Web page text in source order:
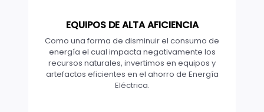
EQUIPOS DE ALTA AFICIENCIA
Como una forma de disminuir el consumo de
energía el cual impacta negativamente los
recursos naturales, invertimos en equipos y
artefactos eficientes en el ahorro de Energía
Eléctrica.